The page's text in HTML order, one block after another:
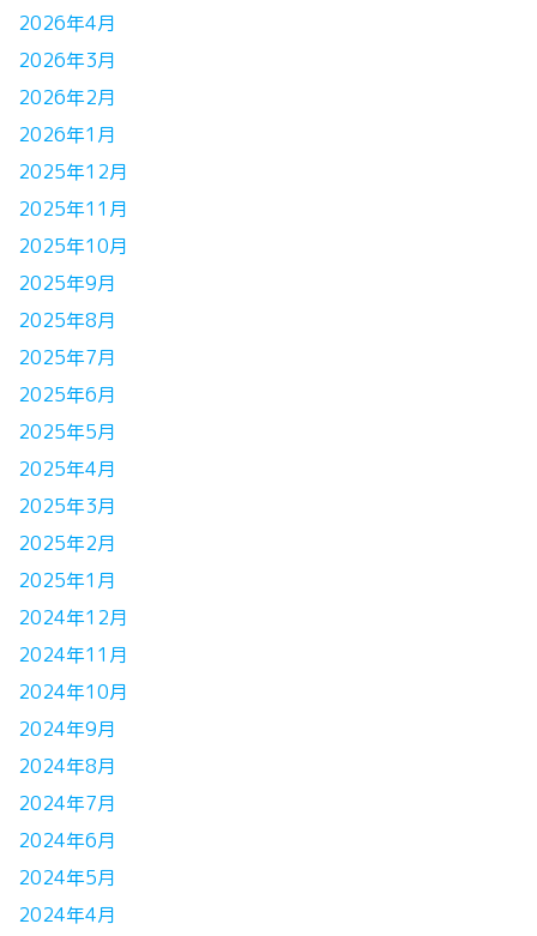
2026年4月
2026年3月
2026年2月
2026年1月
2025年12月
2025年11月
2025年10月
2025年9月
2025年8月
2025年7月
2025年6月
2025年5月
2025年4月
2025年3月
2025年2月
2025年1月
2024年12月
2024年11月
2024年10月
2024年9月
2024年8月
2024年7月
2024年6月
2024年5月
2024年4月